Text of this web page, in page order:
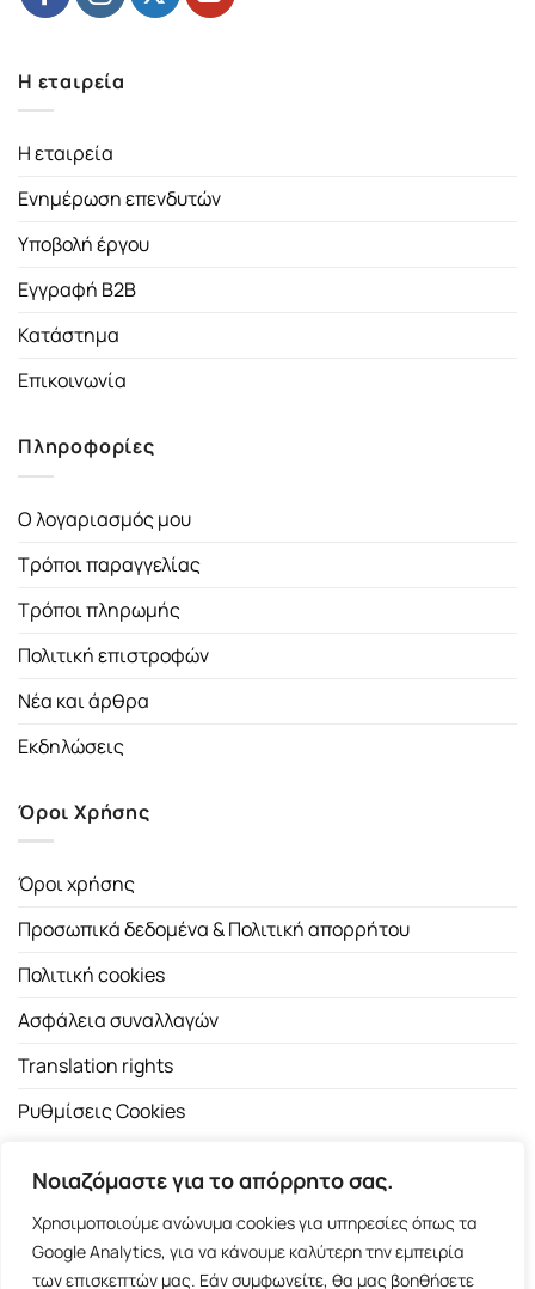
Νοιαζόμαστε για το απόρρητο σας.
Χρησιμοποιούμε ανώνυμα cookies για υπηρεσίες όπως τα
Google Analytics, για να κάνουμε καλύτερη την εμπειρία
των επισκεπτών μας. Εάν συμφωνείτε, θα μας βοηθήσετε
Η εταιρεία
Η εταιρεία
Ενημέρωση επενδυτών
Υποβολή έργου
Εγγραφή B2B
Κατάστημα
Επικοινωνία
Πληροφορίες
Ο λογαριασμός μου
Τρόποι παραγγελίας
Τρόποι πληρωμής
Πολιτική επιστροφών
Νέα και άρθρα
Εκδηλώσεις
Όροι Χρήσης
Όροι χρήσης
Προσωπικά δεδομένα & Πολιτική απορρήτου
Πολιτική cookies
Ασφάλεια συναλλαγών
Translation rights
Ρυθμίσεις Cookies